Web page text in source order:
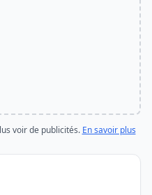
voir de publicités. En savoir plus